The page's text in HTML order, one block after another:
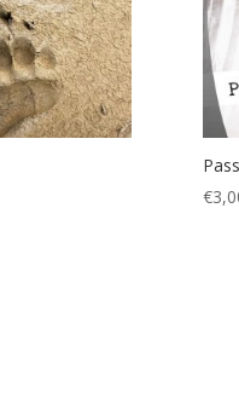
€